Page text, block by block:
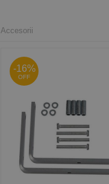
Accesorii
-16%
OFF